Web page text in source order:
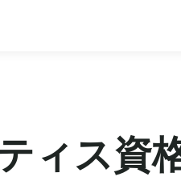
ィス資